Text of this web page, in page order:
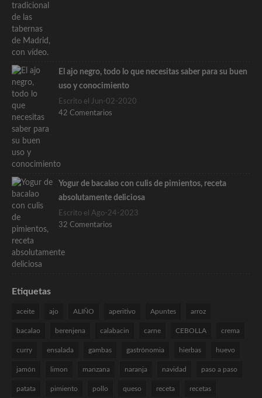
El ajo negro, todo lo que necesitas saber para su buen
uso y conocimiento
Escrito el Jun-02-2020
42 Comentarios
Yogur de bacalao con culis de pimientos, receta
absolutamente deliciosa
Escrito el Ago-24-2023
32 Comentarios
Etiquetas
aceite ajo ALIÑO aperitivo Apuntes arroz
bacalao berenjena calabacin carne CEBOLLA crema
curry ensalada gambas gastrónomia hierbas huevo
jamón limon manzana naranja navidad paso a paso
patata pimiento pollo queso receta recetas